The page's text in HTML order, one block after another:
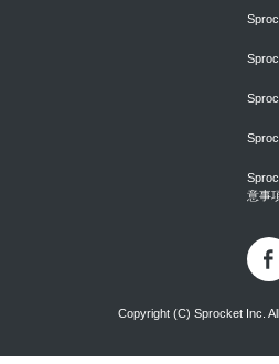
意事
Copyright (C) Sprocket Inc.